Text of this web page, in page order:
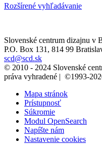
Rozšírené vyhľadávanie
Slovenské centrum dizajnu v
P.O. Box 131, 814 99
scd@scd.sk
© 2010 - 2024 Slovenské
práva vyhradené | ©1993-
Mapa stránok
Prístupnosť
Súkromie
Modul OpenSearch
Napíšte nám
Nastavenie cookies